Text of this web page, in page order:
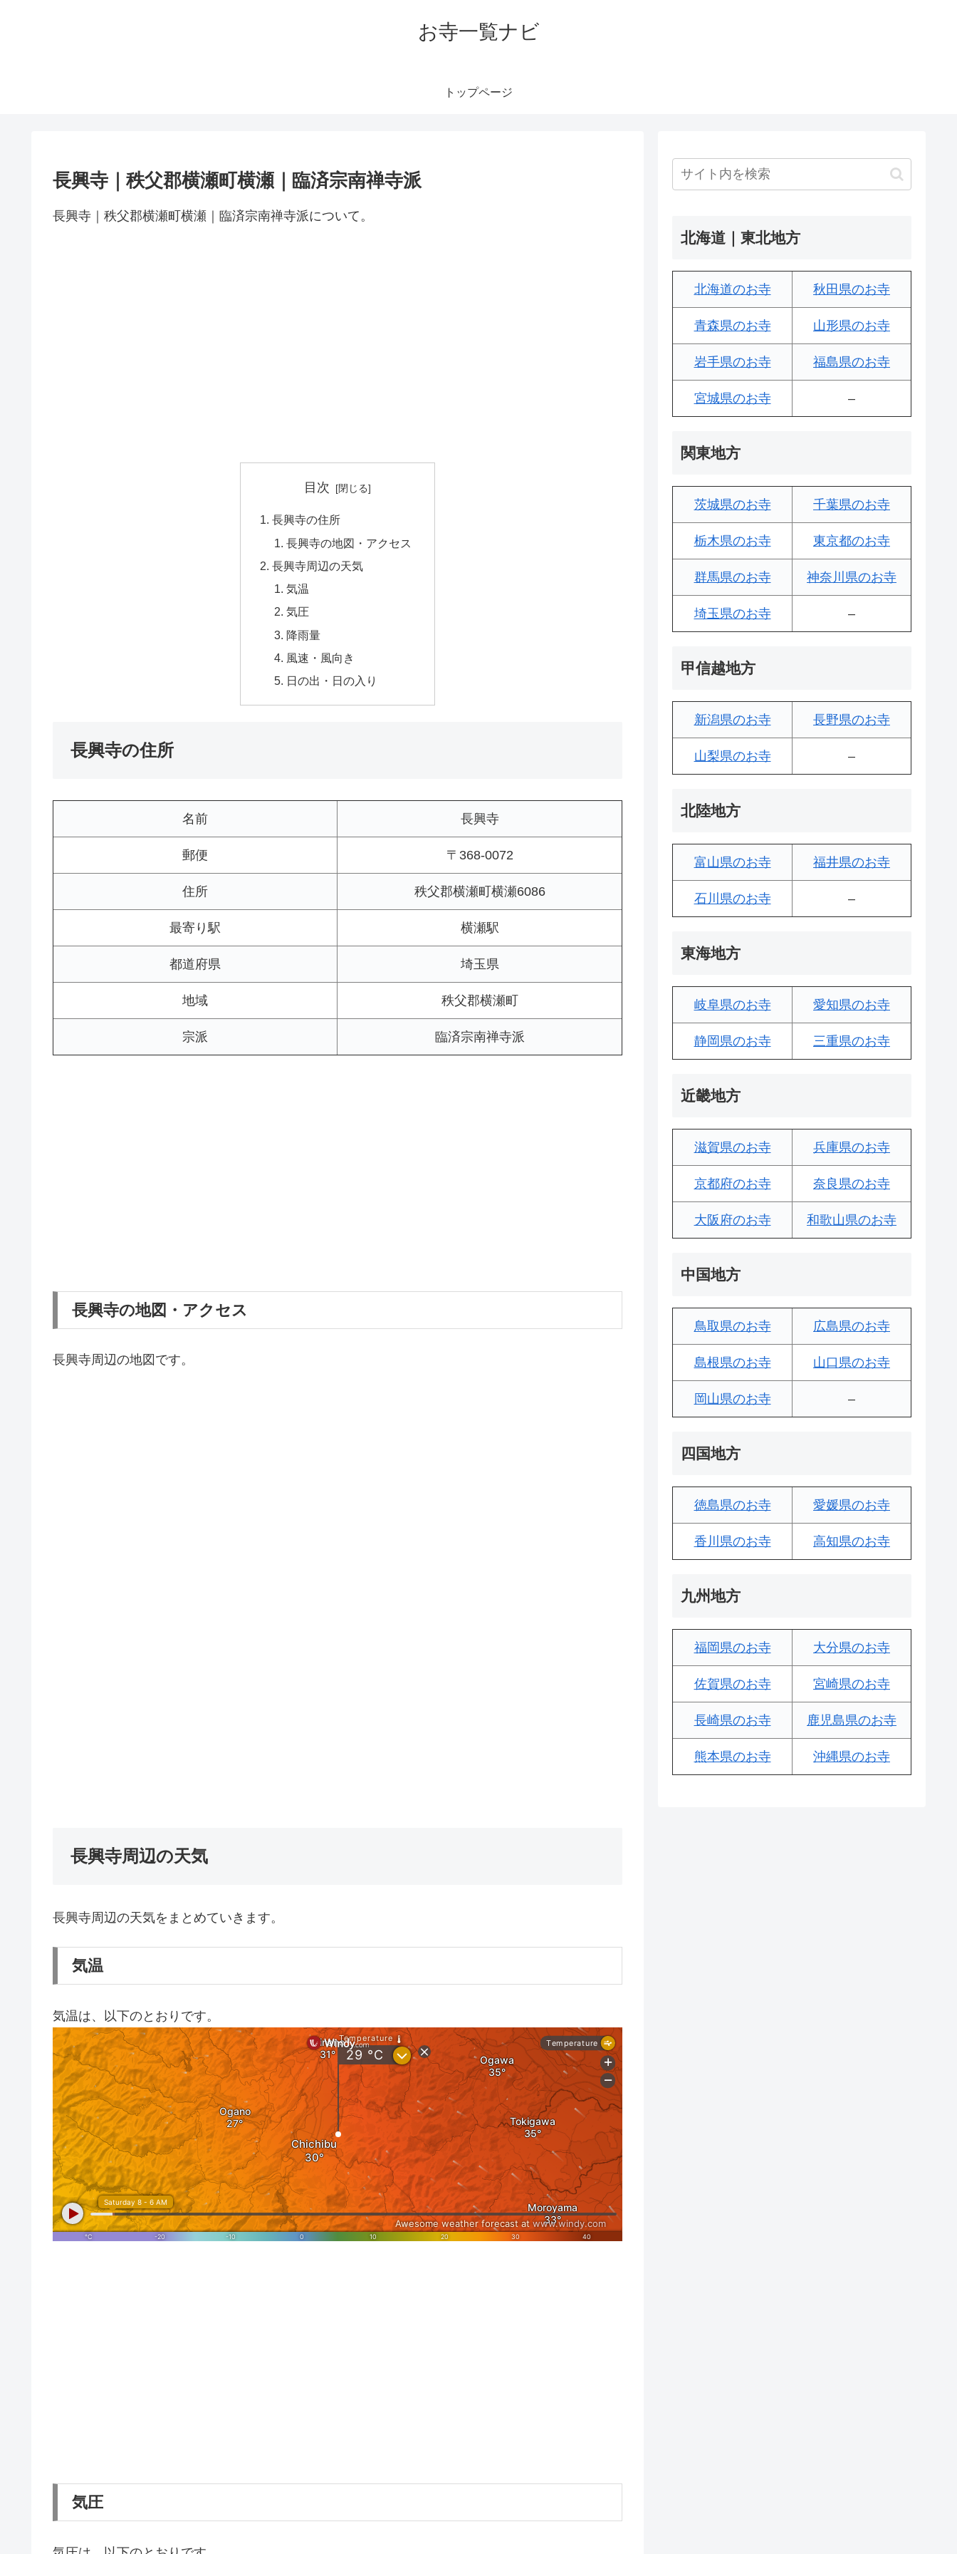
お寺一覧ナビ
トップページ
長興寺｜秩父郡横瀬町横瀬｜臨済宗南禅寺派
長興寺｜秩父郡横瀬町横瀬｜臨済宗南禅寺派について。
目次
長興寺の住所
長興寺の地図・アクセス
長興寺周辺の天気
気温
気圧
降雨量
風速・風向き
日の出・日の入り
長興寺の住所
名前 長興寺
郵便 〒368-0072
住所 秩父郡横瀬町横瀬6086
最寄り駅 横瀬駅
都道府県 埼玉県
地域 秩父郡横瀬町
宗派 臨済宗南禅寺派
長興寺の地図・アクセス
長興寺周辺の地図です。
長興寺周辺の天気
長興寺周辺の天気をまとめていきます。
気温
気温は、以下のとおりです。
気圧
北海道｜東北地方
北海道のお寺 秋田県のお寺
青森県のお寺 山形県のお寺
岩手県のお寺 福島県のお寺
宮城県のお寺 –
関東地方
茨城県のお寺 千葉県のお寺
栃木県のお寺 東京都のお寺
群馬県のお寺 神奈川県のお寺
埼玉県のお寺 –
甲信越地方
新潟県のお寺 長野県のお寺
山梨県のお寺 –
北陸地方
富山県のお寺 福井県のお寺
石川県のお寺 –
東海地方
岐阜県のお寺 愛知県のお寺
静岡県のお寺 三重県のお寺
近畿地方
滋賀県のお寺 兵庫県のお寺
京都府のお寺 奈良県のお寺
大阪府のお寺 和歌山県のお寺
中国地方
鳥取県のお寺 広島県のお寺
島根県のお寺 山口県のお寺
岡山県のお寺 –
四国地方
徳島県のお寺 愛媛県のお寺
香川県のお寺 高知県のお寺
九州地方
福岡県のお寺 大分県のお寺
佐賀県のお寺 宮崎県のお寺
長崎県のお寺 鹿児島県のお寺
熊本県のお寺 沖縄県のお寺